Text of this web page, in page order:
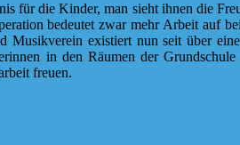
für die Kinder, man sieht ihnen die
bedeutet zwar mehr Arbeit auf
Musikverein existiert nun seit über
in den Räumen der Grundschule
freuen.